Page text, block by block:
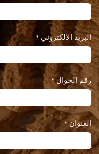
البريد الإلكتروني *
رقم الجوال*
العنوان*